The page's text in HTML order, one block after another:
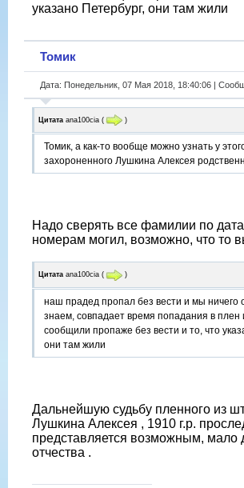
указано Петербург, они там жили
Томик
Дата: Понедельник, 07 Мая 2018, 18:40:06 |
Цитата ana100cia ( )
Томик, а как-то вообще можно узнать у
захороненного Лушкина Алексея
Надо сверять все фамилии по
номерам могил, возможно, что то
Цитата ana100cia ( )
наш прадед пропал без вести и мы ничего
знаем, совпадает время попадания в плен
сообщили пропаже без вести и то, что
они там жили
Дальнейшую судьбу пленного из
Лушкина Алексея , 1910 г.р.
представляется возможным, мало
отчества .